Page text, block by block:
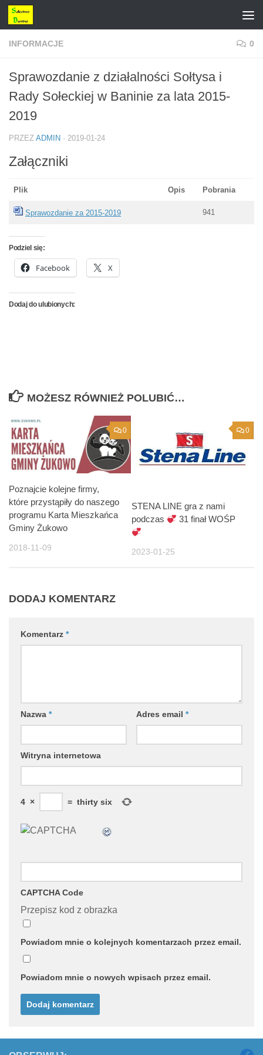
Przejdź do treści
INFORMACJE 0
Sprawozdanie z działalności Sołtysa i
Rady Sołeckiej w Baninie za lata 2015-
2019
PRZEZ ADMIN · 2019-01-24
Załączniki
Plik Opis Pobrania
Sprawozdanie za 2015-2019 941
Podziel się:
Facebook X
Dodaj do ulubionych:
MOŻESZ RÓWNIEŻ POLUBIĆ…
0
Poznajcie kolejne firmy,
które przystąpiły do naszego
programu Karta Mieszkańca
Gminy Żukowo
2018-11-09
0
STENA LINE gra z nami
podczas
31 finał WOŚP
2023-01-25
DODAJ KOMENTARZ
Komentarz *
Nazwa * Adres email *
Witryna internetowa
4 × = thirty six
CAPTCHA Code
Przepisz kod z obrazka
Powiadom mnie o kolejnych komentarzach przez email.
Powiadom mnie o nowych wpisach przez email.